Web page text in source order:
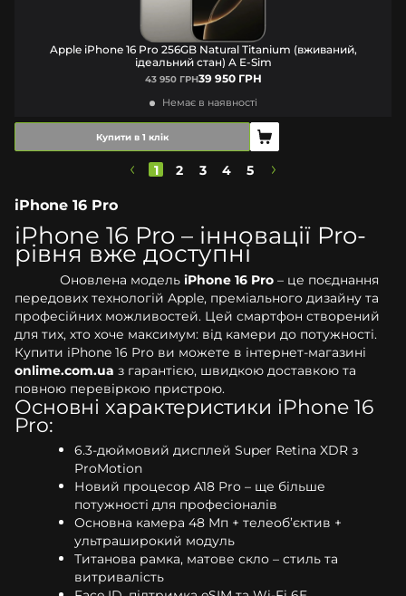
Apple iPhone 16 Pro 256GB Natural Titanium (вживаний,
ідеальний стан) A E-Sim
43 950 ГРН39 950 ГРН
Немає в наявності
Купити в 1 клік
1 2 3 4 5
iPhone 16 Pro
iPhone 16 Pro – інновації Pro-
рівня вже доступні
Оновлена модель iPhone 16 Pro – це поєднання
передових технологій Apple, преміального дизайну та
професійних можливостей. Цей смартфон створений
для тих, хто хоче максимум: від камери до потужності.
Купити iPhone 16 Pro ви можете в інтернет-магазині
onlime.com.ua з гарантією, швидкою доставкою та
повною перевіркою пристрою.
Основні характеристики iPhone 16
Pro:
6.3-дюймовий дисплей Super Retina XDR з
ProMotion
Новий процесор A18 Pro – ще більше
потужності для професіоналів
Основна камера 48 Мп + телеоб’єктив +
ультраширокий модуль
Титанова рамка, матове скло – стиль та
витривалість